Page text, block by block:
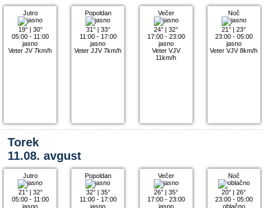
Jutro
19°| 30°
05:00 - 11:00
jasno
Veter JV 7km/h
Popoldan
31°| 33°
11:00 - 17:00
jasno
Veter JJV 7km/h
Večer
24° |32°
17:00 - 23:00
jasno
Veter VJV
11km/h
Noč
21° |23°
23:00 - 05:00
jasno
Veter VJV 8km/h
Torek
11.08. avgust
Jutro
21°| 32°
05:00 - 11:00
jasno
Popoldan
32°| 35°
11:00 - 17:00
jasno
Večer
26° |35°
17:00 - 23:00
jasno
Noč
20° |26°
23:00 - 05:00
oblačno